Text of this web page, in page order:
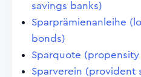
savings banks)
Sparprämienanleihe
bonds)
Sparquote (propensity
Sparverein (provident